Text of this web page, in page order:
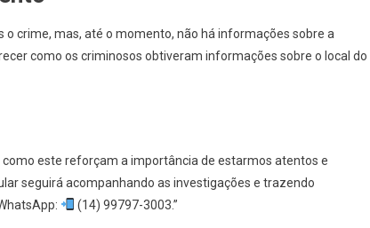
crime, mas, até o momento, não há informações sobre a
como os criminosos obtiveram informações sobre o local do
este reforçam a importância de estarmos atentos e
seguirá acompanhando as investigações e trazendo
(14) 99797-3003.”